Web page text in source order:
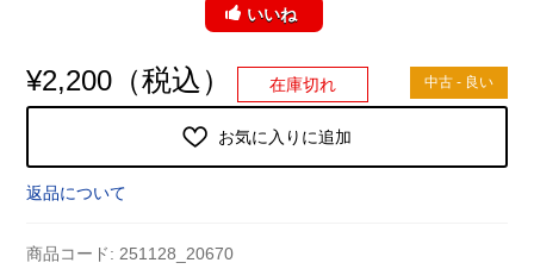
いいね
中古 - 良い
¥2,200 （税込） 在庫切れ
お気に入りに追加
返品について
商品コード: 251128_20670